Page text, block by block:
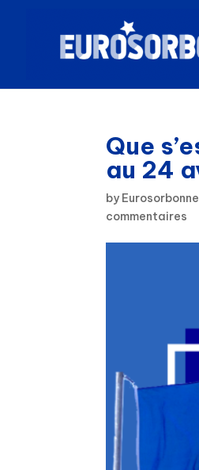
Que
au 24
by Eurosorbonne
commentaires